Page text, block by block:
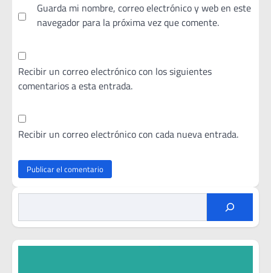
Guarda mi nombre, correo electrónico y web en este
navegador para la próxima vez que comente.
Recibir un correo electrónico con los siguientes
comentarios a esta entrada.
Recibir un correo electrónico con cada nueva entrada.